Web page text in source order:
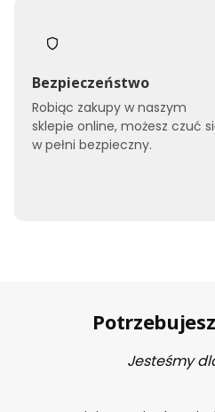
Bezpieczeństwo
Robiąc zakupy w naszym
sklepie online, możesz czuć
w pełni bezpieczny.
Jesteśmy